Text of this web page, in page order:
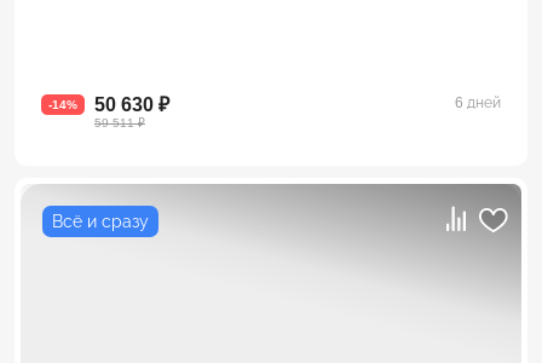
-14% 50 630 ₽
59 511 ₽
6 дней
Всё и сразу